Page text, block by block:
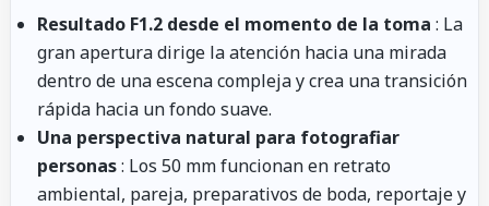
Resultado F1.2 desde el momento de la toma : La
gran apertura dirige la atención hacia una mirada
dentro de una escena compleja y crea una transición
rápida hacia un fondo suave.
Una perspectiva natural para fotografiar
personas: Los 50 mm funcionan en retrato
ambiental, pareja, preparativos de boda, reportaje y